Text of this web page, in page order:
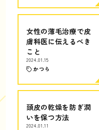
女性の薄毛治療で皮
膚科医に伝えるべき
こと
2024.01.15
かつら
頭皮の乾燥を防ぎ潤
いを保つ方法
2024.01.11